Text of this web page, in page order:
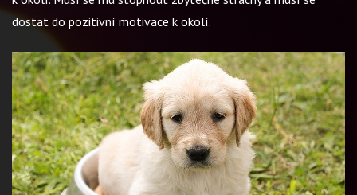
dostat do pozitivní motivace k okolí.